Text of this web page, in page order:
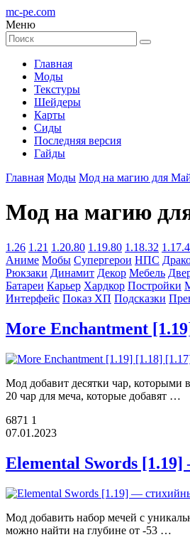
mc-pe.com
Меню
Главная
Моды
Текстуры
Шейдеры
Карты
Сиды
Последняя версия
Гайды
Главная Моды Мод на магию для
Мод на магию
1.26 1.21 1.20.80 1.19.80 1.18.32
Аниме Мобы Супергерои НПС
Рюкзаки Динамит Декор Мебель
Батареи Карьер Хардкор Постройки
Интерфейс Показ ХП Подсказки
More Enchantment
Мод добавит десятки чар, которыми
20 чар для меча, которые добавят …
6871 1
07.01.2023
Elemental Swords
Мод добавить набор мечей с
можно найти на глубине от -53 …